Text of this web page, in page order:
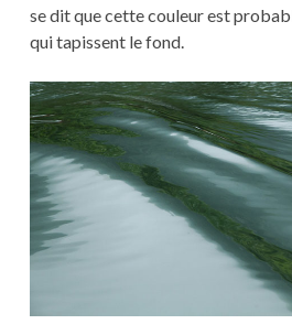
se dit que cette couleur est
qui tapissent le fond.